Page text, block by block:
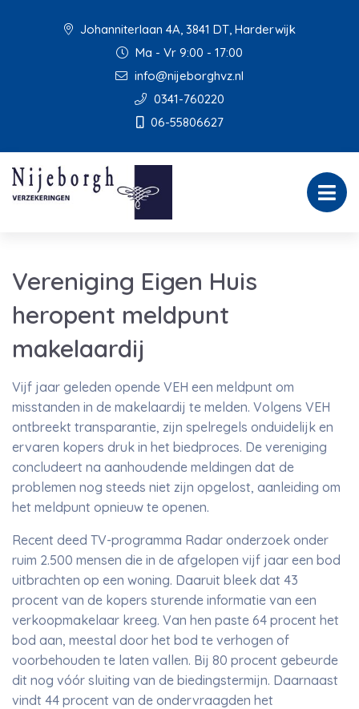
Johanniterlaan 4A, 3841 DT, Harderwijk
Ma - Vr 9:00 - 17:00
info@nijeborghvz.nl
0341-760220
06-55806627
Vereniging Eigen Huis
heropent meldpunt
makelaardij
Vijf jaar geleden opende VEH een meldpunt om
misstanden in de makelaardij te melden. Volgens VEH
ontbreekt transparantie, zijn spelregels onduidelijk en
ervaren kopers druk in het biedproces. De vereniging
concludeert na aanhoudende meldingen dat de
problemen nog steeds niet zijn opgelost, aanleiding om
het meldpunt opnieuw te openen.
Recent deed TV-programma Radar onderzoek onder
ruim 2.500 mensen die in de afgelopen vijf jaar een bod
uitbrachten op een woning. Daaruit bleek dat 43
procent van de kopers sturende informatie van een
verkoopmakelaar kreeg. Van hen paste 64 procent het
bod aan, meestal door het bod te verhogen of
voorbehouden te laten vallen. Bij 80 procent gebeurde
dit nog vóór sluiting van de biedingstermijn. Daarnaast
vindt 44 procent van de ondervraagden het